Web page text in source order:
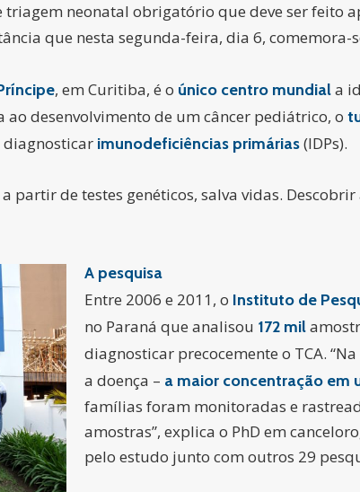
triagem neonatal obrigatório que deve ser feito
que nesta segunda-feira, dia 6, comemora-
, em Curitiba, é o único centro mundiala
desenvolvimento de um câncer pediátrico, o
diagnosticar imunodeficiências primárias(IDPs).
partir de testes genéticos, salva vidas.
A pesquisa
Entre 2006 e 2011, o Instituto de
no Paraná que analisou 172 mil
diagnosticar precocemente o TCA.
a doença – a maior concentração em
famílias foram monitoradas e
amostras”, explica o PhD em
pelo estudo junto com outros 29